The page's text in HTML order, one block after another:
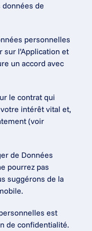
de
personnelles
l’Application et
un accord avec
le contrat qui
intérêt vital et,
(voir
de Données
pourrez pas
suggérons de la
est
de confidentialité.